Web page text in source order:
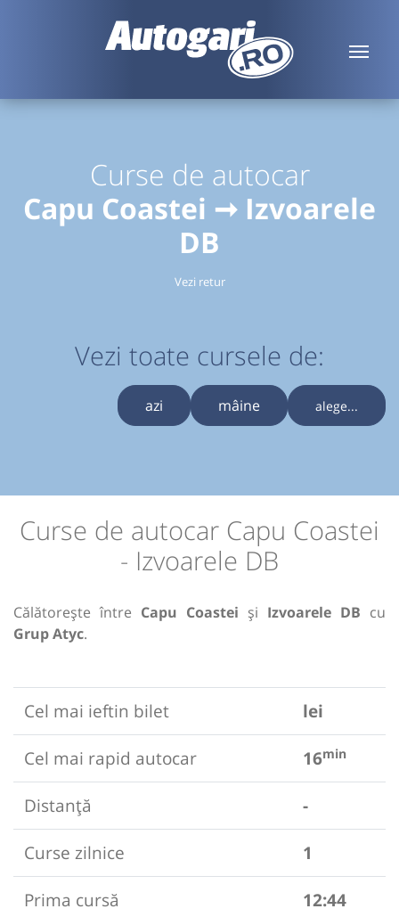
Curse de autocar
Capu Coastei ➞ Izvoarele
DB
Vezi retur
Vezi toate cursele de:
azi mâine alege...
Curse de autocar Capu Coastei
- Izvoarele DB
Călătorește între Capu Coastei și Izvoarele DB cu
Grup Atyc.
Cel mai ieftin bilet
lei
Cel mai rapid autocar
16min
Distanță
-
Curse zilnice
1
Prima cursă
12:44